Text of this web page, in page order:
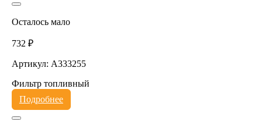
Осталось мало
732 ₽
Артикул: A333255
Фильтр топливный
Подробнее